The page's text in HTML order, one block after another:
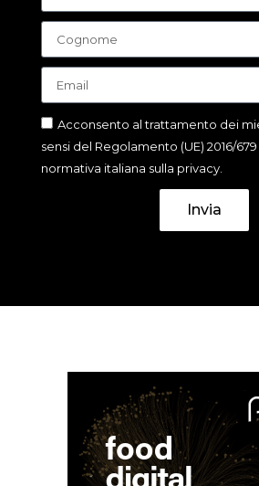
Acconsento al trattamento dei
sensi del Regolamento (UE) 2016/
normativa italiana sulla privacy.
Invia